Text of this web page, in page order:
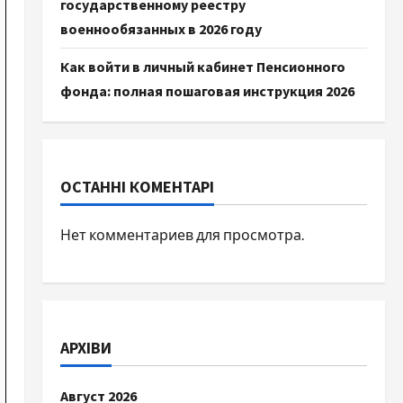
государственному реестру
военнообязанных в 2026 году
Как войти в личный кабинет Пенсионного
фонда: полная пошаговая инструкция 2026
ОСТАННІ КОМЕНТАРІ
Нет комментариев для просмотра.
АРХІВИ
Август 2026